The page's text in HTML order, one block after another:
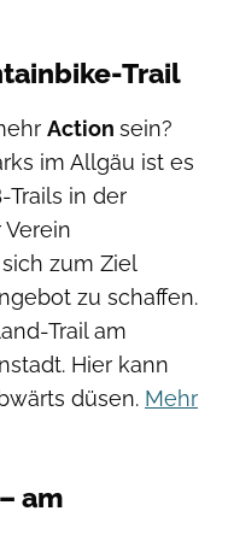
Trail
Action sein?
im Allgäu ist es
Trails in der
zum Ziel
zu schaffen.
Trail am
Hier kann
düsen. Mehr
am